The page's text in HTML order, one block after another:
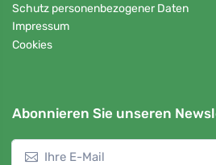
Schutz personenbezogener Daten
Impressum
Cookies
Abonnieren Sie unseren